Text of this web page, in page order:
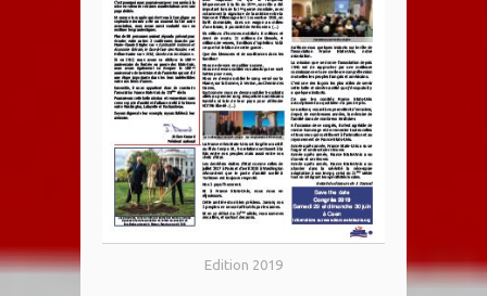
Edition 2019